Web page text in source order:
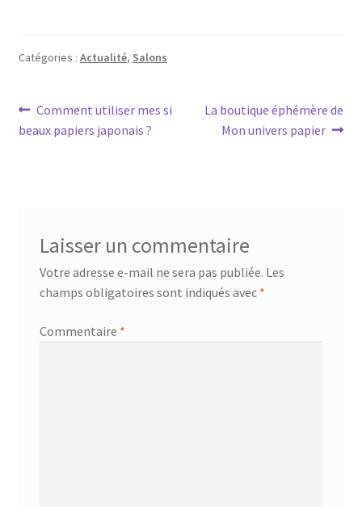
Catégories : Actualité, Salons
Navigation
de
Article
précédent :
Comment utiliser mes si
beaux papiers japonais ?
Article
suivant :
La boutique éphémère de
Mon univers papier
Laisser un commentaire
Votre adresse e-mail ne sera pas publiée. Les
champs obligatoires sont indiqués avec *
Commentaire *